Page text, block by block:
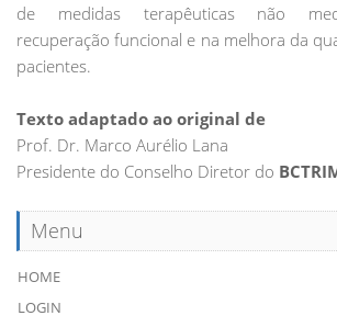
de medidas terapêuticas não
recuperação funcional e na melhora da
pacientes.
Texto adaptado ao original de
Prof. Dr. Marco Aurélio Lana
Presidente do Conselho Diretor do
Menu
HOME
LOGIN